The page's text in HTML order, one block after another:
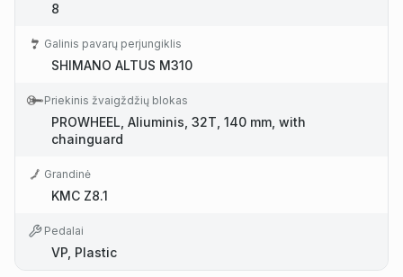
8
Galinis pavarų perjungiklis
SHIMANO ALTUS M310
Priekinis žvaigždžių blokas
PROWHEEL, Aliuminis, 32T, 140 mm, with
chainguard
Grandinė
KMC Z8.1
Pedalai
VP, Plastic